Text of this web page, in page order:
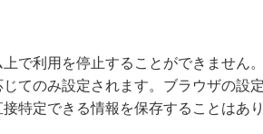
で利用を停止することができません
てのみ設定されます。ブラウザの設
特定できる情報を保存することはあり